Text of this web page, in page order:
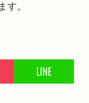
。
LINE